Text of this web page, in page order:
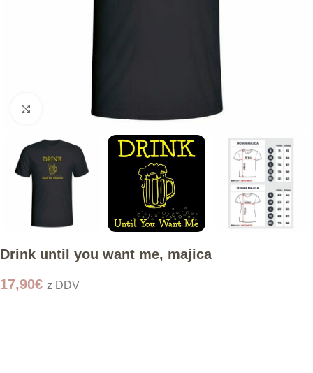
Click to enlarge
Drink until you want me, majica
17,90€ z DDV